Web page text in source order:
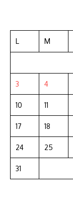
L M
3 4
10 11
17 18
24 25
31